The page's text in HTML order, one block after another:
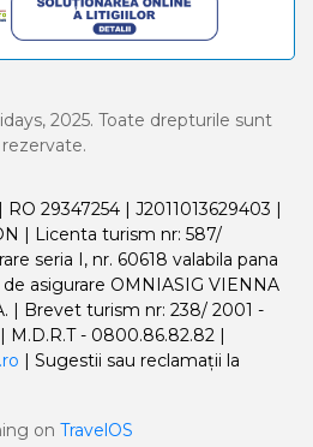
2025. Toate drepturile sunt
rezervate.
29347254 | J2011013629403 |
| Licenta turism nr: 587/
seria I, nr. 60618 valabila pana
de asigurare OMNIASIG VIENNA
| Brevet turism nr: 238/ 2001 -
M.D.R.T - 0800.86.82.82 |
| Sugestii sau reclamații la
on TravelOS